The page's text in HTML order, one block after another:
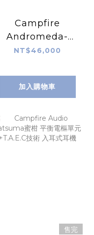
Campfire
Andromeda-
Emerald Sea 綠
NT$46,000
加入購物車
售完